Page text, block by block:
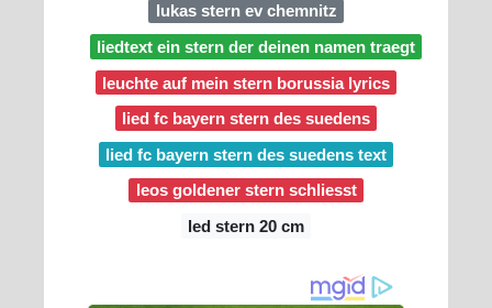
lukas stern ev chemnitz
liedtext ein stern der deinen namen traegt
leuchte auf mein stern borussia lyrics
lied fc bayern stern des suedens
lied fc bayern stern des suedens text
leos goldener stern schliesst
led stern 20 cm